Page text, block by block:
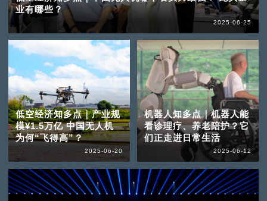
业有哪些？
2025-06-25
低空经济知多点｜产业规
模¥1.5万亿 中国无人机
为何“飞得高”？
2025-06-20
机器人知多点｜机器人能
看诊理疗、养老陪护？它
们正走进日常生活
2025-06-12